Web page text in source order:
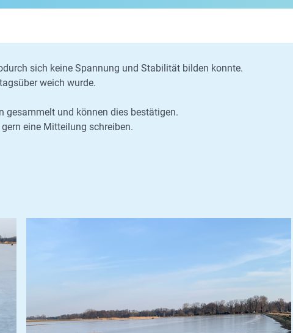
sich keine Spannung und Stabilität bilden konnte.
weich wurde.
gesammelt und können dies bestätigen.
eine Mitteilung schreiben.